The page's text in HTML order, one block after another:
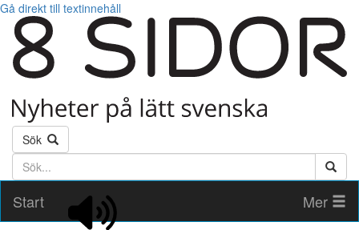
Gå direkt till textinnehåll
Sök
Söktext
Start
Mer